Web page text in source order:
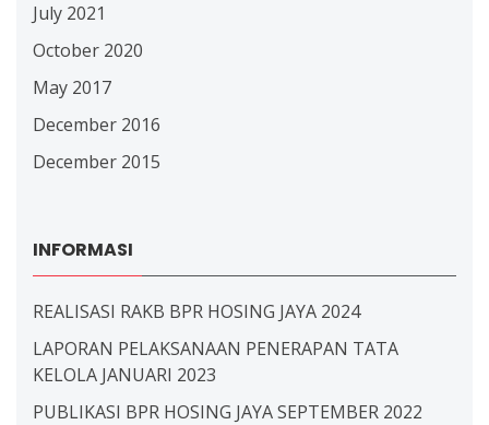
July 2021
October 2020
May 2017
December 2016
December 2015
INFORMASI
REALISASI RAKB BPR HOSING JAYA 2024
LAPORAN PELAKSANAAN PENERAPAN TATA
KELOLA JANUARI 2023
PUBLIKASI BPR HOSING JAYA SEPTEMBER 2022